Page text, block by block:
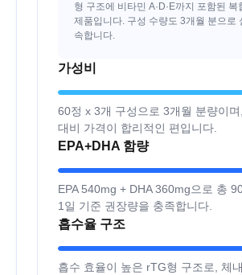
형 구조에 비타민 A·D·E까지 포함된 복
제품입니다. 구성 수량도 3개월 분으로
속합니다.
가성비
60정 x 3개 구성으로 3개월 분량이
대비 가격이 합리적인 편입니다.
EPA+DHA 함량
EPA 540mg + DHA 360mg으로 총
1일 기준 권장량을 충족합니다.
흡수율 구조
흡수 효율이 높은 rTG형 구조로, 체